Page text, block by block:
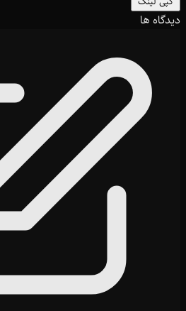
دیدگاه ها